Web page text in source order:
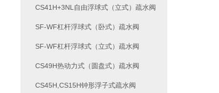
CS41H+3NL自由浮球式（立式）疏水阀
SF-WF杠杆浮球式（卧式）疏水阀
SF-WF杠杆浮球式（立式）疏水阀
CS49H热动力式（圆盘式）疏水阀
CS45H,CS15H钟形浮子式疏水阀